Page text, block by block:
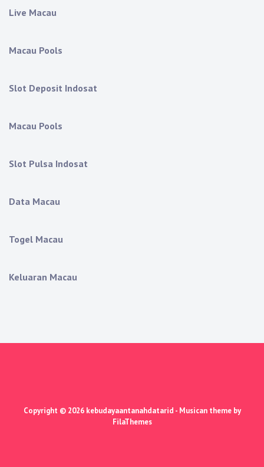
Live Macau
Macau Pools
Slot Deposit Indosat
Macau Pools
Slot Pulsa Indosat
Data Macau
Togel Macau
Keluaran Macau
Copyright © 2026 kebudayaantanahdatarid - Musican theme by
FilaThemes